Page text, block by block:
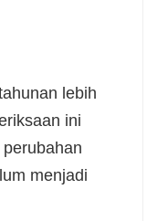
lebih
ini
menjadi